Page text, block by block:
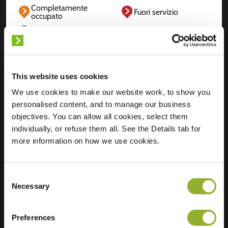
This website uses cookies
We use cookies to make our website work, to show you
personalised content, and to manage our business
objectives. You can allow all cookies, select them
individually, or refuse them all. See the Details tab for
more information on how we use cookies.
Selection
Necessary
Preferences
Completamente
occupato
Fuori servizio
Posizione
Jan Luykenstraat 10
2985 BV Ridderkerk
Paesi Bassi
Regular Charging